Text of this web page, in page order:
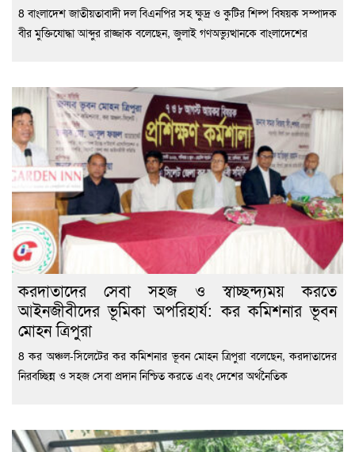
8 বাংলাদেশ জাতীয়তাবাদী দল বিএনপির সহ ক্ষুদ্র ও কুটির শিল্প বিষয়ক সম্পাদক
বীর মুক্তিযোদ্ধা আব্দুর রাজ্জাক বলেছেন, জুলাই গণঅভ্যুত্থানকে বাংলাদেশের
করদাতাদের সেবা সহজ ও স্বাচ্ছন্দ্যময় করতে
আইনজীবীদের ভূমিকা অপরিহার্য: কর কমিশনার ভূবন
মোহন ত্রিপুরা
8 কর অঞ্চল-সিলেটের কর কমিশনার ভূবন মোহন ত্রিপুরা বলেছেন, করদাতাদের
নিরবচ্ছিন্ন ও সহজ সেবা প্রদান নিশ্চিত করতে এবং দেশের অর্থনৈতিক